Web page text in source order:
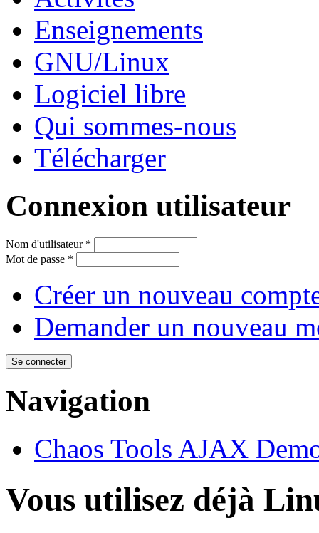
Enseignements
GNU/Linux
Logiciel libre
Qui sommes-nous
Télécharger
Connexion utilisateur
Nom d'utilisateur *
Mot de passe *
Créer un nouveau
Demander un nouveau
Navigation
Chaos Tools AJAX
Vous utilisez déjà